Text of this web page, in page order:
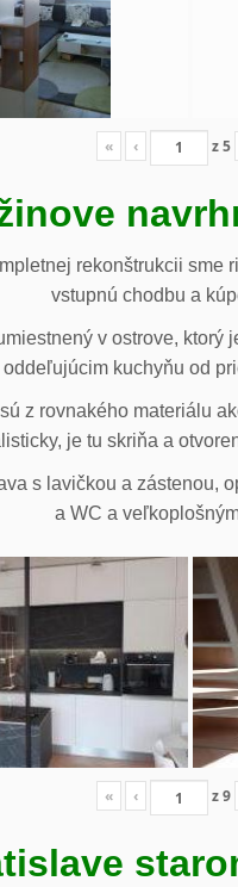
« ‹ z5
rekonštrukcii
vstupnú chodbu a
v ostrove,
oddeľujúcim kuchyňu od
z rovnakého materiálu
je tu skriňa a
s lavičkou a zástenou,
a WC a
« ‹ z9